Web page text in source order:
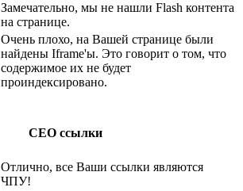
Замечательно, мы не нашли Flash контента
на странице.
Очень плохо, на Вашей странице были
найдены Iframe'ы. Это говорит о том, что
содержимое их не будет
проиндексировано.
СЕО ссылки
Отлично, все Ваши ссылки являются
ЧПУ!